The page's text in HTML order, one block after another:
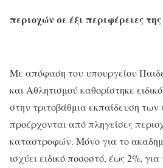
περιοχών σε έξι περιφέρειες
Με απόφαση του υπουργείου
και Αθλητισμού καθορίστηκε
στην τριτοβάθμια εκπαίδευση
προέρχονται από πληγείσες
καταστροφών. Μόνο για το
ισχύει ειδικό ποσοστό, έως 2%,